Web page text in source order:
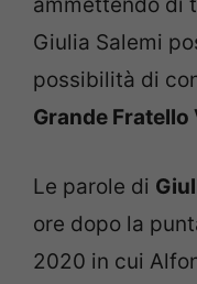
Giulia Salemi
possibilità di
Grande Fratello
Le parole di
ore dopo la
2020 in cui